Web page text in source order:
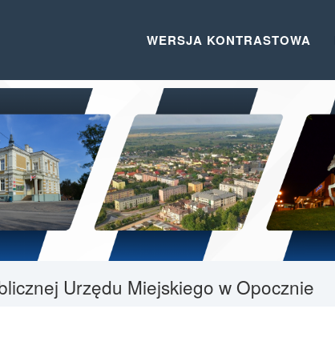
WERSJA KONTRASTOWA
Urzędu Miejskiego w Opocznie